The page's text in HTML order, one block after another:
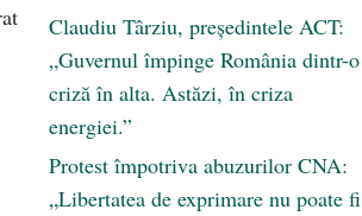
Claudiu Târziu, președintele ACT:
„Guvernul împinge România dintr-o
criză în alta. Astăzi, în criza
energiei.”
Protest împotriva abuzurilor CNA:
„Libertatea de exprimare nu poate fi